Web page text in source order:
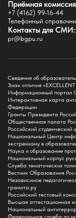
Естественно-
Историко-
Факультет
Факультет педагогики
Факультет физической
Подготовительное
Поступление
Приемная комиссия
Поступай в БГПУ
Специальности и
Списки поступающих
Приказы о зачислении
Полезные материалы
Общежитие
Информация о
Обркредит в СПО
Бакалавриат
Магистратура
Аспирантура
СПО
Правила приема на
Правила приема на
Приёмная
+7 (4162) 99-16-44
Телефонный
Контакты для СМИ:
pr@bgpu.ru
Сведения об
Знак отличия
Информационный
Интерактивная карта
Федерации
Гранты Президента
Общественная палата
Российский студенческий
Национальный Центр
экстремизму в
Наука и образование
Национальный корпус
Служба тематических
Вестник Образования
Независимое
грамота.ру
Российский тестовый
Высшая аттестационная
Национальный
Федеральная служба по